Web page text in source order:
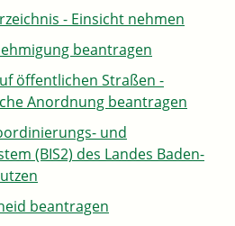
- Einsicht nehmen
beantragen
öffentlichen Straßen -
Anordnung beantragen
und
(BIS2) des Landes Baden-
beantragen